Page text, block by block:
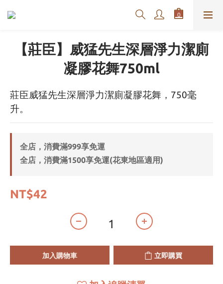
【莊臣】威猛先生深層淨力潔廁
凝膠花舞750ml
莊臣威猛先生深層淨力潔廁凝膠花舞，750毫
升。
全店，消費滿999享免運
全店，消費滿1500享免運(花東地區適用)
NT$42
加入購物車 立即購買